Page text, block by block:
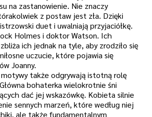
na zastanowienie. Nie znaczy
z postaw jest zła. Dzięki
duet i uwalniają przyjaciółkę.
Holmes i doktor Watson. Ich
ich jednak na tyle, aby zrodziło się
uczucie, które pojawia się
Joanny.
motywy także odgrywają istotną rolę
bohaterka wielokrotnie śni
dać jej wskazówkę. Kobieta silnie
sennych marzeń, które według niej
ale także fundamentalnym